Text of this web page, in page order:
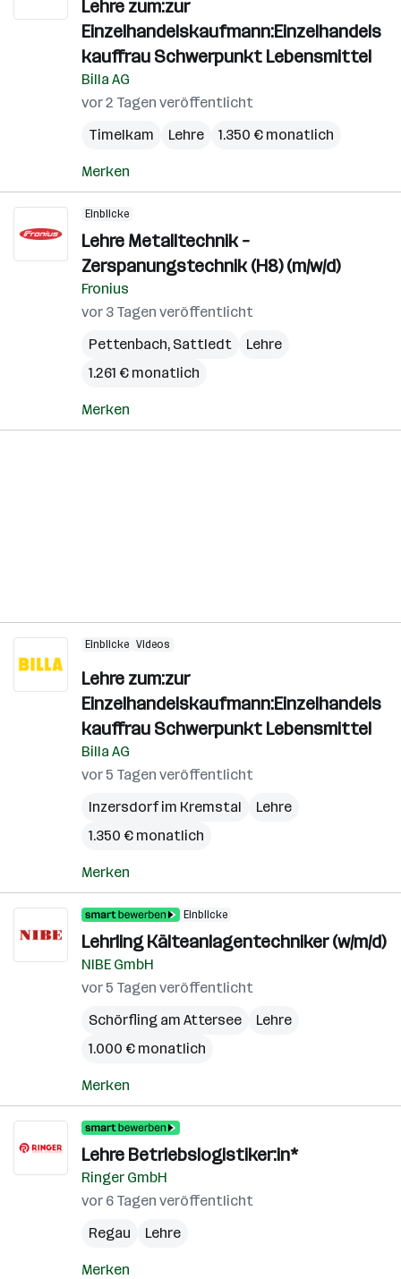
Lehre zum:zur
Einzelhandelskaufmann:Einzelhandels
kauffrau Schwerpunkt Lebensmittel
Billa AG
vor 2 Tagen veröffentlicht
Timelkam
Lehre 1.350 € monatlich
Merken
Einblicke
Lehre Metalltechnik –
Zerspanungstechnik (H8) (m/w/d)
Fronius
vor 3 Tagen veröffentlicht
Pettenbach, Sattledt
Lehre
1.261 € monatlich
Merken
Einblicke Videos
Lehre zum:zur
Einzelhandelskaufmann:Einzelhandels
kauffrau Schwerpunkt Lebensmittel
Billa AG
vor 5 Tagen veröffentlicht
Inzersdorf im Kremstal
Lehre
1.350 € monatlich
Merken
Einblicke
Lehrling Kälteanlagentechniker (w/m/d)
NIBE GmbH
vor 5 Tagen veröffentlicht
Schörfling am Attersee
Lehre
1.000 € monatlich
Merken
Lehre Betriebslogistiker:in*
Ringer GmbH
vor 6 Tagen veröffentlicht
Regau
Lehre
Merken